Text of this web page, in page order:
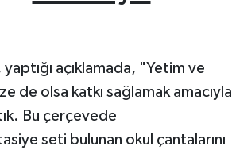
yaptığı açıklamada, "Yetim ve
de olsa katkı sağlamak amacıyla
Bu çerçevede
seti bulunan okul çantalarını